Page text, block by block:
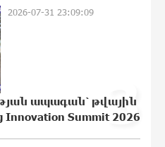
Կարապետյանի
իրար.«ամուսինդ ո՞նց է,
3
2026-07-31 23:09:09
ապագան՝ թվային
Innovation Summit 2026